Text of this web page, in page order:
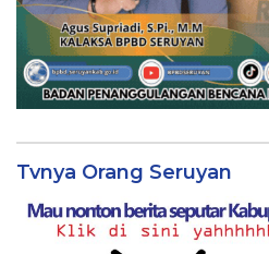
Tvnya Orang Seruyan